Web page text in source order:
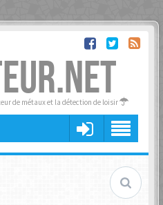
de métaux et la détection de loisir